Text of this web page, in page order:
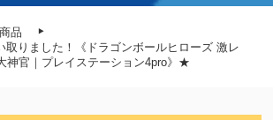
品
取りました！《ドラゴンボールヒローズ 激レ
神官｜プレイステーション4pro》★